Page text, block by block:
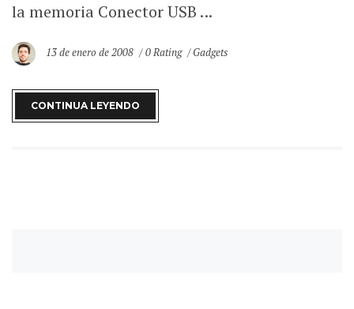
la memoria Conector USB ...
13 de enero de 2008 0 Rating Gadgets
CONTINUA LEYENDO